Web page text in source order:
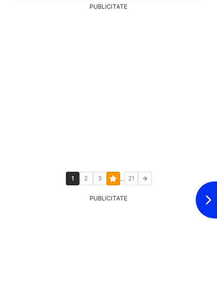
PUBLICITATE
1 2 3 ... 21
PUBLICITATE